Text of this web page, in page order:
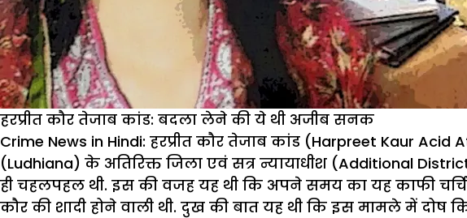
हरप्रीत कौर तेजाब कांड: बदला लेने की ये थी अजीब सनक
Crime News in Hindi: हरप्रीत कौर तेजाब कांड (Harpreet Kaur
(Ludhiana) के अतिरिक्त जिला एवं सत्र न्यायाधीश (Additional
ही चहलपहल थी. इस की वजह यह थी कि अपने समय का यह काफी
कौर की शादी होने वाली थी. दुख की बात यह थी कि इस मामले में दोष